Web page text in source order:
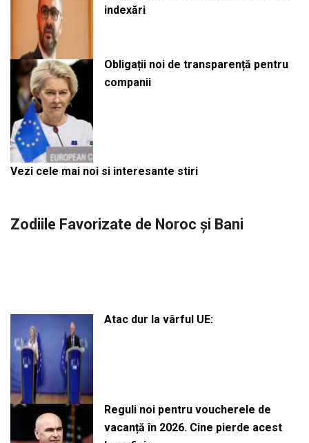
indexări
Obligații noi de transparență pentru
companii
Vezi cele mai noi si interesante stiri
Zodiile Favorizate de Noroc și Bani
Atac dur la vârful UE:
Reguli noi pentru voucherele de
vacanță în 2026. Cine pierde acest